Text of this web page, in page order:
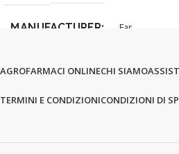
MANUFACTURER Far
AGROFARMACI ONLINECHI SIAMO
TERMINI E CONDIZIONICONDIZIONI DI